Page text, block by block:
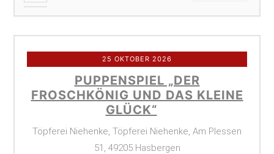
25 OKTOBER 2026
PUPPENSPIEL „DER
FROSCHKÖNIG UND DAS KLEINE
GLÜCK“
Töpferei Niehenke, Töpferei Niehenke, Am Plessen
51, 49205 Hasbergen